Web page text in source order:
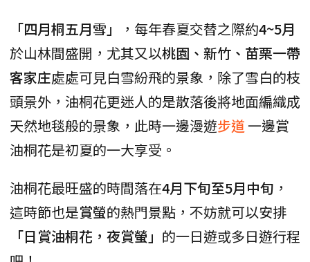
「四月桐五月雪」 ，每年春夏交替之際約4~5月
於山林間盛開，尤其又以桃園、新竹、苗栗一帶
客家庄處處可見白雪紛飛的景象，除了雪白的枝
頭景外，油桐花更迷人的是散落後將地面編織成
天然地毯般的景象，此時一邊漫遊步道一邊賞
油桐花是初夏的一大享受。
油桐花最旺盛的時間落在4月下旬至5月中旬 ，
這時節也是賞螢的熱門景點，不妨就可以安排
「日賞油桐花，夜賞螢」 的一日遊或多日遊行程